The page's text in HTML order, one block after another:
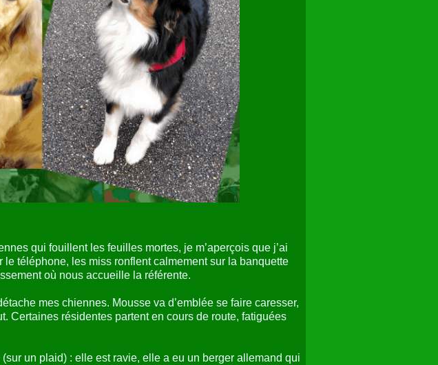
qui fouillent les feuilles mortes, je m’aperçois que j’ai
téléphone, les miss ronflent calmement sur la banquette
où nous accueille la référente.
mes chiennes. Mousse va d’emblée se faire caresser,
Certaines résidentes partent en cours de route, fatiguées
un plaid) : elle est ravie, elle a eu un berger allemand qui